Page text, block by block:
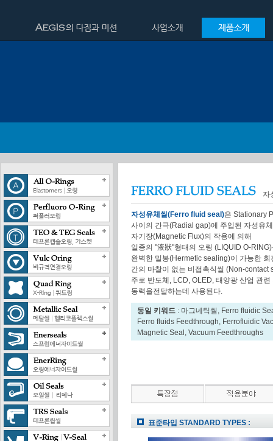
자
자성유체씰(Ferro fluid seal)은 Stationary
사이의 간극(Radial gap)에 주입된 자성유
자기장(Magnetic Flux)의 작용에 의해
일종의 "液狀"형태의 오링 (LIQUID O-
완벽한 밀봉(Hermetic sealing)이 가능한
간의 마찰이 없는 비접촉식씰 (Non-contact
주로 반도체, LCD, OLED, 태양광 산업 관
동력을전달하는데 사용된다.
동일 키워드 : 마그네틱씰, Ferro fluidic
Ferro fluids Feedthrough, Ferrofluidic
Magnetic Seal, Vacuum Feedthroughs
표준타입 STANDARD TYPES :